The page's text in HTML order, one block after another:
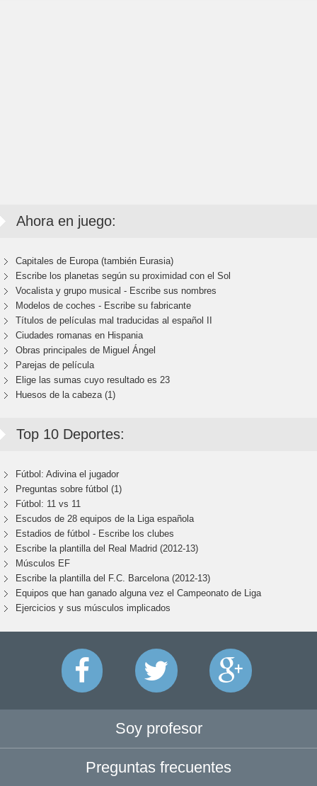
Ahora en juego:
Capitales de Europa (también Eurasia)
Escribe los planetas según su proximidad con el Sol
Vocalista y grupo musical - Escribe sus nombres
Modelos de coches - Escribe su fabricante
Títulos de películas mal traducidas al español II
Ciudades romanas en Hispania
Obras principales de Miguel Ángel
Parejas de película
Elige las sumas cuyo resultado es 23
Huesos de la cabeza (1)
Top 10 Deportes:
Fútbol: Adivina el jugador
Preguntas sobre fútbol (1)
Fútbol: 11 vs 11
Escudos de 28 equipos de la Liga española
Estadios de fútbol - Escribe los clubes
Escribe la plantilla del Real Madrid (2012-13)
Músculos EF
Escribe la plantilla del F.C. Barcelona (2012-13)
Equipos que han ganado alguna vez el Campeonato de Liga
Ejercicios y sus músculos implicados
Soy profesor
Preguntas frecuentes